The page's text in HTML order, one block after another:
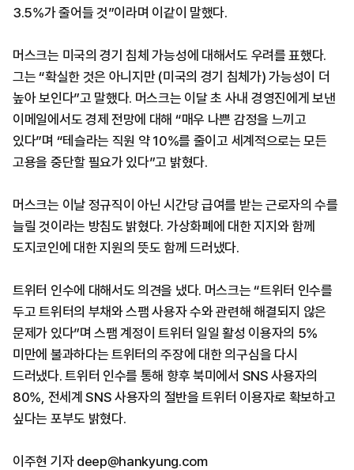
3.5%가 줄어들 것”이라며 이같이 말했다.
머스크는 미국의 경기 침체 가능성에 대해서도 우려를 표했다.
그는 “확실한 것은 아니지만 (미국의 경기 침체가) 가능성이 더
높아 보인다”고 말했다. 머스크는 이달 초 사내 경영진에게 보낸
이메일에서도 경제 전망에 대해 “매우 나쁜 감정을 느끼고
있다”며 “테슬라는 직원 약 10%를 줄이고 세계적으로는 모든
고용을 중단할 필요가 있다”고 밝혔다.
머스크는 이날 정규직이 아닌 시간당 급여를 받는 근로자의 수를
늘릴 것이라는 방침도 밝혔다. 가상화폐에 대한 지지와 함께
도지코인에 대한 지원의 뜻도 함께 드러냈다.
트위터 인수에 대해서도 의견을 냈다. 머스크는 “트위터 인수를
두고 트위터의 부채와 스팸 사용자 수와 관련해 해결되지 않은
문제가 있다”며 스팸 계정이 트위터 일일 활성 이용자의 5%
미만에 불과하다는 트위터의 주장에 대한 의구심을 다시
드러냈다. 트위터 인수를 통해 향후 북미에서 SNS 사용자의
80%, 전세계 SNS 사용자의 절반을 트위터 이용자로 확보하고
싶다는 포부도 밝혔다.
이주현 기자 deep@hankyung.com